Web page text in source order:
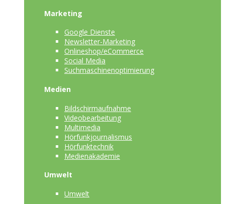
Marketing
Google Dienste
Newsletter-Marketing
Onlineshop/eCommerce
Social Media
Suchmaschinenoptimierung
Medien
Bildschirmaufnahme
Videobearbeitung
Multimedia
Hörfunkjournalismus
Hörfunktechnik
Medienakademie
Umwelt
Umwelt